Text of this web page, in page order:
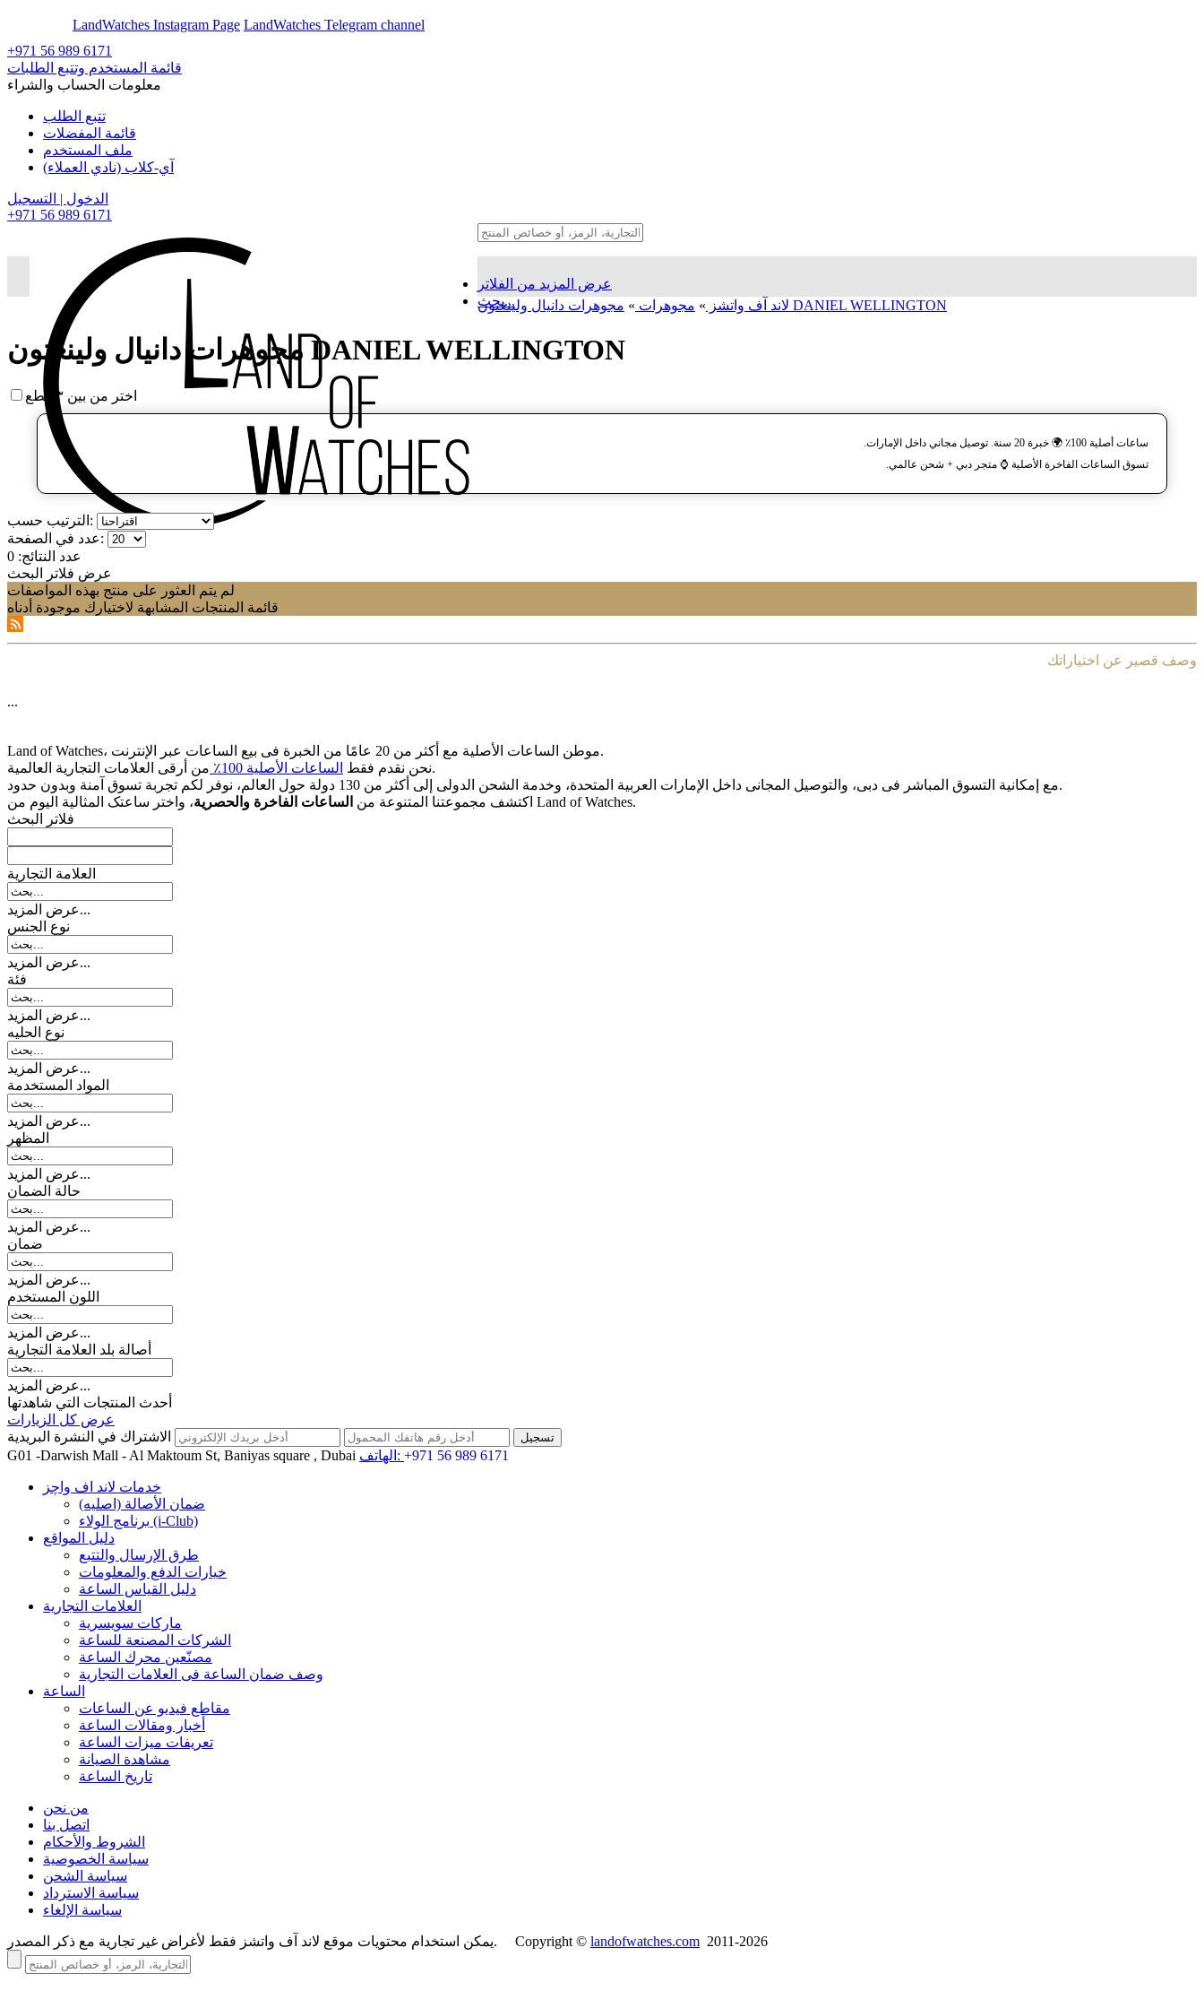
LandWatches Instagram Page LandWatches Telegram channel
+971 56 989 6171
قائمة المستخدم وتتبع الطلبات
معلومات الحساب والشراء
تتبع الطلب
قائمة المفضلات
ملف المستخدم
آي-كلاب (نادي العملاء)
الدخول | التسجيل
+971 56 989 6171
عرض المزيد من الفلاتر
بحث...
لاند آف واتشز » مجوهرات » مجوهرات دانيال ولينغتون DANIEL WELLINGTON
مجوهرات دانيال ولينغتون DANIEL WELLINGTON
اختر من بين ٣ قطع
ساعات أصلية 100٪ 🌍 خبرة 20 سنة. توصيل مجاني داخل الإمارات.
تسوق الساعات الفاخرة الأصلية ⌚️ متجر دبي + شحن عالمي.
الترتيب حسب:
عدد في الصفحة:
عدد النتائج: 0
عرض فلاتر البحث
لم يتم العثور على منتج بهذه المواصفات
قائمة المنتجات المشابهة لاختيارك موجودة أدناه
وصف قصير عن اختياراتك
...
Land of Watches، موطن الساعات الأصلیة مع أکثر من 20 عامًا من الخبرة فی بیع الساعات عبر الإنترنت.
نحن نقدم فقط الساعات الأصلیة 100٪
من أرقى العلامات التجاریة العالمیة.
مع إمکانیة التسوق المباشر فی دبی، والتوصیل المجانی داخل الإمارات العربیة المتحدة، وخدمة الشحن الدولی إلى أکثر من 130 دولة حول العالم، نوفر لکم تجربة تسوق آمنة وبدون حدود.
اکتشف مجموعتنا المتنوعة من الساعات الفاخرة والحصریة
، واختر ساعتک المثالیة الیوم من Land of Watches.
فلاتر البحث
العلامة التجارية
عرض المزيد...
نوع الجنس
عرض المزيد...
فئة
عرض المزيد...
نوع الحلیه
عرض المزيد...
المواد المستخدمة
عرض المزيد...
المظهر
عرض المزيد...
حالة الضمان
عرض المزيد...
ضمان
عرض المزيد...
اللون المستخدم
عرض المزيد...
أصالة بلد العلامة التجارية
عرض المزيد...
أحدث المنتجات التي شاهدتها
عرض كل الزيارات
الاشتراك في النشرة البريدية
G01 -Darwish Mall - Al Maktoum St, Baniyas square , Dubai
الهاتف: +971 56 989 6171
خدمات لاند اف واچز
ضمان الأصالة (اصلیه)
برنامج الولاء (i-Club)
دليل المواقع
طرق الإرسال والتتبع
خيارات الدفع والمعلومات
دليل القياس الساعة
العلامات التجارية
ماركات سويسرية
الشركات المصنعة للساعة
مصنّعين محرك الساعة
وصف ضمان الساعة فی العلامات التجارية
الساعة
مقاطع فيديو عن الساعات
أخبار ومقالات الساعة
تعريفات ميزات الساعة
مشاهدة الصيانة
تاريخ الساعة
من نحن
اتصل بنا
الشروط والأحكام
سياسة الخصوصية
سياسة الشحن
سياسة الاسترداد
سياسة الإلغاء
يمكن استخدام محتويات موقع لاند آف واتشز فقط لأغراض غير تجارية مع ذكر المصدر. Copyright © landofwatches.com 2011-2026